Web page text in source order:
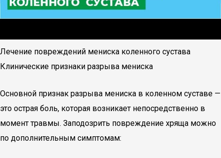
Лечение повреждений мениска коленного сустава
Клинические признаки разрыва мениска
Основной признак разрыва мениска в коленном суставе —
это острая боль, которая возникает непосредственно в
момент травмы. Заподозрить повреждение хряща можно
по дополнительным симптомам: